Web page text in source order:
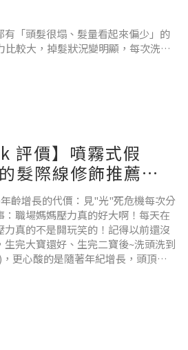
有「頭髮很塌、髮量看起來偏少」的
較大，掉髮狀況變明顯，每次洗完
好一點！ ✨ 為什麼選擇頂豐Toppik
」的方法，就入手了這款
評價】噴霧式假
髮際線修飾推薦！
噴找回視覺豐盈
機！
齡增長的代價：見"光"死危機每次分
職場媽媽壓力真的好大啊！每天在
真的不是開玩笑的！記得以前還沒
完大寶還好、生完二寶後~洗頭洗到
更心酸的是隨著年紀增長，頭頂分
之瞬老的狀態讓我有點崩潰，不是
想這樣頭皮空洞的老去T_T 撩髮、